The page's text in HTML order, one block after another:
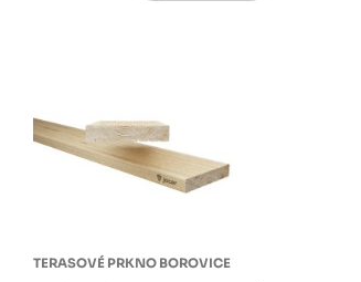
TERASOVÉ PRKNO BOROVICE